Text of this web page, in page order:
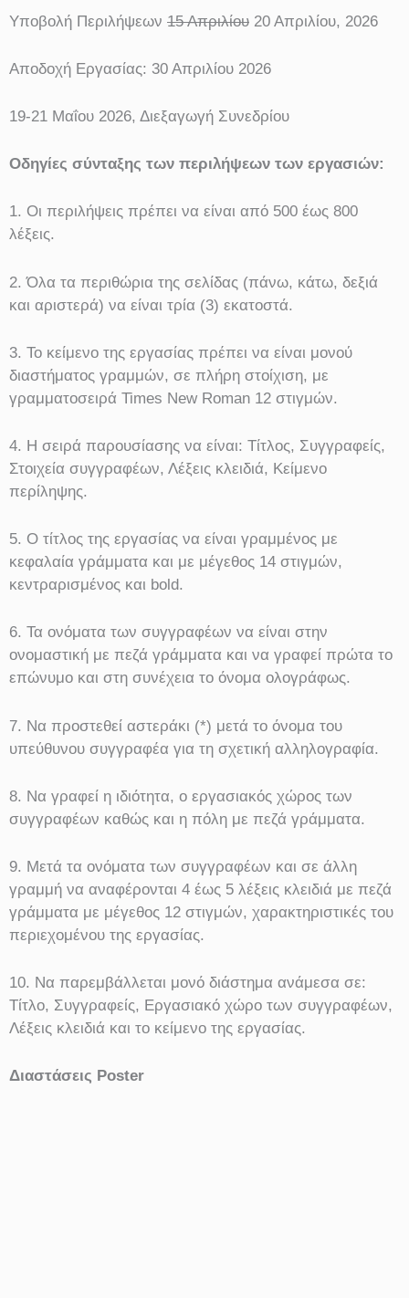
Υποβολή Περιλήψεων 15 Απριλίου 20 Απριλίου, 2026
Αποδοχή Εργασίας: 30 Απριλίου 2026
19-21 Μαΐου 2026, Διεξαγωγή Συνεδρίου
Οδηγίες σύνταξης των περιλήψεων των εργασιών:
1. Οι περιλήψεις πρέπει να είναι από 500 έως 800
λέξεις.
2. Όλα τα περιθώρια της σελίδας (πάνω, κάτω, δεξιά
και αριστερά) να είναι τρία (3) εκατοστά.
3. Το κείμενο της εργασίας πρέπει να είναι μονού
διαστήματος γραμμών, σε πλήρη στοίχιση, με
γραμματοσειρά Times New Roman 12 στιγμών.
4. Η σειρά παρουσίασης να είναι: Τίτλος, Συγγραφείς,
Στοιχεία συγγραφέων, Λέξεις κλειδιά, Κείμενο
περίληψης.
5. Ο τίτλος της εργασίας να είναι γραμμένος με
κεφαλαία γράμματα και με μέγεθος 14 στιγμών,
κεντραρισμένος και bold.
6. Τα ονόματα των συγγραφέων να είναι στην
ονομαστική με πεζά γράμματα και να γραφεί πρώτα το
επώνυμο και στη συνέχεια το όνομα ολογράφως.
7. Να προστεθεί αστεράκι (*) μετά το όνομα του
υπεύθυνου συγγραφέα για τη σχετική αλληλογραφία.
8. Να γραφεί η ιδιότητα, ο εργασιακός χώρος των
συγγραφέων καθώς και η πόλη με πεζά γράμματα.
9. Μετά τα ονόματα των συγγραφέων και σε άλλη
γραμμή να αναφέρονται 4 έως 5 λέξεις κλειδιά με πεζά
γράμματα με μέγεθος 12 στιγμών, χαρακτηριστικές του
περιεχομένου της εργασίας.
10. Να παρεμβάλλεται μονό διάστημα ανάμεσα σε:
Τίτλο, Συγγραφείς, Εργασιακό χώρο των συγγραφέων,
Λέξεις κλειδιά και το κείμενο της εργασίας.
Διαστάσεις Poster